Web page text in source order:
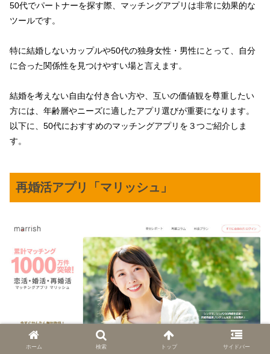
50代でパートナーを探す際、マッチングアプリは非常に効果的な
ツールです。
特に結婚しないカップルや50代の独身女性・男性にとって、自分
に合った関係性を見つけやすい場と言えます。
結婚を考えない自由な付き合い方や、互いの価値観を尊重したい
方には、年齢層やニーズに適したアプリ選びが重要になります。
以下に、50代におすすめのマッチングアプリを３つご紹介しま
す。
再婚活アプリ「マリッシュ」
ホーム 検索 トップ サイドバー